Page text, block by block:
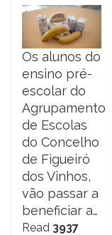
Os alunos do
ensino pré-
escolar do
Agrupamento
de Escolas
do Concelho
de Figueiró
dos Vinhos,
vão passar a
beneficiar a…
Read 3937